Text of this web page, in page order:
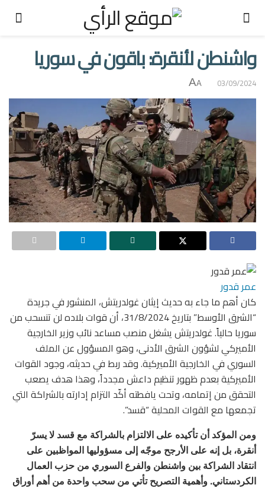
واشنطن لأنقرة: باقون في سوريا
03/09/2024
A
A
عمر قدور
كان أهم ما جاء به حديث إيثان غولدريتش، المنشور في جريدة
“الشرق الأوسط” بتاريخ 31/8/2024، أن قوات بلاده لن تنسحب من
سوريا حالياً. غولدريتش يشغل منصب مساعد نائب وزير الخارجية
الأميركي لشؤون الشرق الأدنى، وهو المسؤول عن الملف
السوري في الخارجية الأميركية. وقد ربط في حديثه، وجود القوات
الأميركية بعدم ظهور تنظيم داعش مجدداً، وهذا هدف يصعب
التحقق من إتمامه، وتحت يافطته أكّد التزام إدارته بالشراكة التي
تجمعها مع القوات المحلية “قسد”.
ومن المؤكد أن تأكيده على الالتزام بالشراكة مع قسد لا يسرّ
أنقرة، بل إنه على الأرجح موجّه إلى مسؤوليها المواظبين على
انتقاد الشراكة بين واشنطن والفرع السوري من حزب العمال
الكردستاني. وأهمية التصريح تأتي من سحب واحدة من أهم أوراق